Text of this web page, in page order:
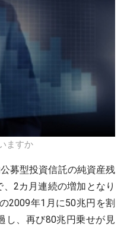
ますか
募型投資信託の純資産残
2カ月連続の増加となり
2009年1月に50兆円を割
し、再び80兆円乗せが見